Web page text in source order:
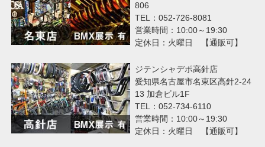
806
TEL：052-726-8081
営業時間：10:00～19:30
定休日：火曜日 【通販可】
ジテンシャデポ高針店
愛知県名古屋市名東区高針2-24
13 加倉ビル1F
TEL：052-734-6110
営業時間：10:00～19:30
定休日：火曜日 【通販可】